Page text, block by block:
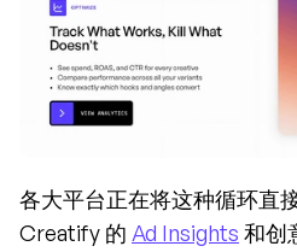
各大平台正在将这种循环直
Creatify 的 Ad Insights 和创